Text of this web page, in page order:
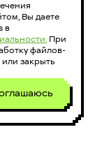
Вы даете
в
При
файлов-
закрыть